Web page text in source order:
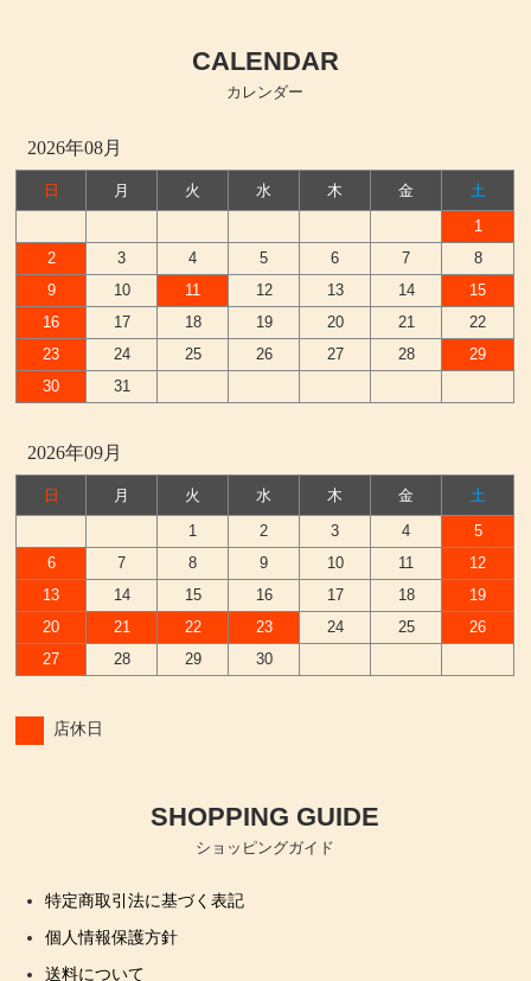
CALENDAR
カレンダー
2026年08月
日 月 火 水 木 金
土
1
2
3 4 5 6 7
8
9
10 11 12 13 14
15
16
17 18 19 20 21
22
23
24 25 26 27 28
29
30
31
2026年09月
日 月 火 水 木 金
土
1
2 3 4
5
6
7 8 9 10 11
12
13
14 15 16 17 18
19
20
21 22 23 24 25
26
27
28 29 30
店休日
SHOPPING GUIDE
ショッピングガイド
特定商取引法に基づく表記
個人情報保護方針
送料について